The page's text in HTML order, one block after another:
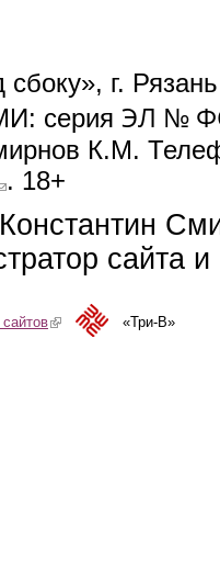
г.
серия ЭЛ №
К.М.
(link sends e-mail)
. 18+
сайта
(link is external)«Три-В»